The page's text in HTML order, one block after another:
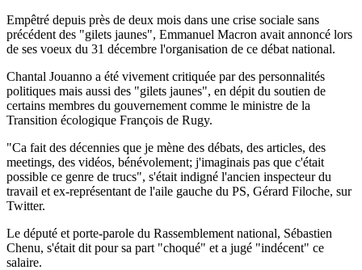
Empêtré depuis près de deux mois dans une crise sociale sans
précédent des "gilets jaunes", Emmanuel Macron avait annoncé lors
de ses voeux du 31 décembre l'organisation de ce débat national.
Chantal Jouanno a été vivement critiquée par des personnalités
politiques mais aussi des "gilets jaunes", en dépit du soutien de
certains membres du gouvernement comme le ministre de la
Transition écologique François de Rugy.
"Ca fait des décennies que je mène des débats, des articles, des
meetings, des vidéos, bénévolement; j'imaginais pas que c'était
possible ce genre de trucs", s'était indigné l'ancien inspecteur du
travail et ex-représentant de l'aile gauche du PS, Gérard Filoche, sur
Twitter.
Le député et porte-parole du Rassemblement national, Sébastien
Chenu, s'était dit pour sa part "choqué" et a jugé "indécent" ce
salaire.